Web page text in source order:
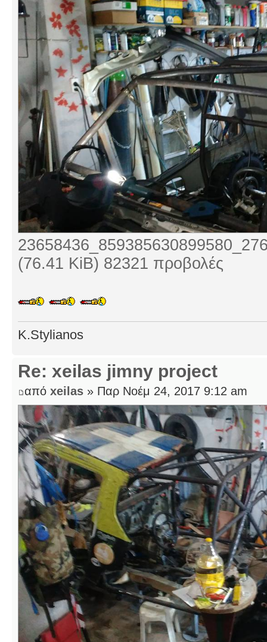
(76.41 KiB) 82321 προβολές
K.Stylianos
Re: xeilas jimny project
από xeilas » Παρ Νοέμ 24, 2017 9:12 am